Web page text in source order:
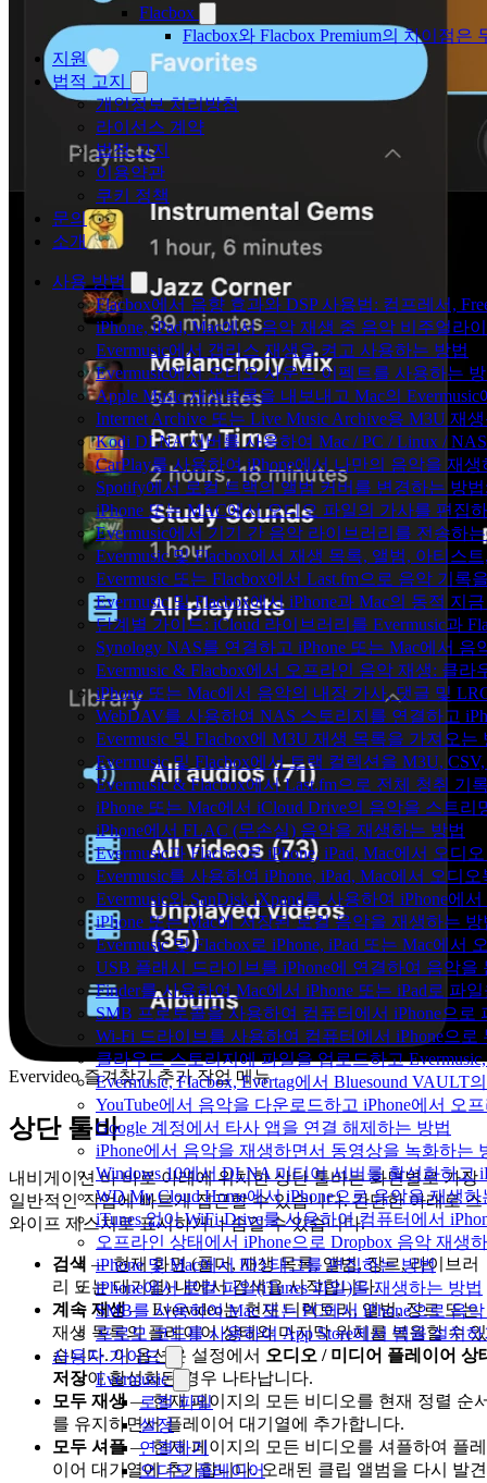
Flacbox
Flacbox와 Flacbox Premium의 차이점은
지원
법적 고지
개인정보 처리방침
라이선스 계약
법적 고지
이용약관
쿠키 정책
문의
소개
사용 방법
Flacbox에서 음향 효과와 DSP 사용법: 컴프레서,
iPhone, iPad, Mac에서 음악 재생 중 음악 비주얼라
Evermusic에서 갭리스 재생을 켜고 사용하는 방법
Evermusic에서 오디오 사운드 이펙트를 사용하는
Apple Music 재생목록을 내보내고 Mac의
Internet Archive 또는 Live Music Archive용 M3U 재
Kodi DLNA 서버를 사용하여 Mac / PC / Linux /
CarPlay를 사용하여 iPhone에서 나만의 음악을 재
Spotify에서 로컬 트랙의 앨범 커버를 변경하는 방
iPhone 또는 MAC에서 오디오 파일의 가사를 편집
Evermusic에서 기기 간 음악 라이브러리를 전송하
Evermusic 및 Flacbox에서 재생 목록, 앨범, 아티스
Evermusic 또는 Flacbox에서 Last.fm으로 음악 기록
Evermusic 및 Flacbox에서 iPhone과 Mac의 동적 지
단계별 가이드: iCloud 라이브러리를 Evermusic과
Synology NAS를 연결하고 iPhone 또는 Mac에서 음
Evermusic & Flacbox에서 오프라인 음악 재생: 클
iPhone 또는 Mac에서 음악의 내장 가사, 댓글 및
WebDAV를 사용하여 NAS 스토리지를 연결하고
Evermusic 및 Flacbox에 M3U 재생 목록을 가져오는
Evermusic 및 Flacbox에서 트랙 컬렉션을 M3U,
Evermusic & Flacbox에서 Last.fm으로 전체 청취 기
iPhone 또는 Mac에서 iCloud Drive의 음악을 스트리
iPhone에서 FLAC (무손실) 음악을 재생하는 방법
Evermusic과 Flacbox로 iPhone, iPad, Mac에서 오
Evermusic를 사용하여 iPhone, iPad, Mac에서 오디
Evermusic와 SanDisk iXpand를 사용하여 iPhone
iPhone 또는 Mac에 저장된 로컬 음악을 재생하는 방
Evermusic 및 Flacbox로 iPhone, iPad 또는 Mac에
USB 플래시 드라이브를 iPhone에 연결하여 음악
Finder를 사용하여 Mac에서 iPhone 또는 iPad로 파
SMB 프로토콜을 사용하여 컴퓨터에서 iPhone으로
Wi-Fi 드라이브를 사용하여 컴퓨터에서 iPhone으
클라우드 스토리지에 파일을 업로드하고
Evermusic, Flacbox, Evertag에서 Bluesound
YouTube에서 음악을 다운로드하고 iPhone에서 오
Google 계정에서 타사 앱을 연결 해제하는 방법
iPhone에서 음악을 재생하면서 동영상을 녹화하는
Windows 10에서 DLNA 미디어 서버를 활성화하고
WD My Cloud Home에서 iPhone으로 음악을 재생
iTunes 없이 WiFi-Drive를 사용하여 컴퓨터에서
오프라인 상태에서 iPhone으로 Dropbox 음악 재생
iPhone 및 Mac에서 ID3 태그를 편집하는 방법
iPhone에서 로컬 파일(iTunes 파일)을 재생하는 방법
SMB를 사용하여 Mac 또는 PC에서 iPhone으로 음
프로모 코드를 사용하여 App Store에서 앱을 설치
사용자 가이드
Evermusic
로컬 파일
설정
연결하기
오디오 플레이어
Evervideo 즐겨찾기 추가 작업 메뉴
상단 툴바
내비게이션 바 바로 아래에 위치한 상단 툴바는 화면별로 가장
일반적인 작업에 빠르게 접근할 수 있습니다. 간단한 아래로 스
와이프 제스처로 표시하거나 숨길 수 있습니다.
검색 — 현재 화면 (폴더, 재생 목록, 앨범, 장르, 라이브러
리 또는 대기열) 내에서 검색을 시작합니다.
계속 재생— Evervideo는 현재 디렉토리, 앨범, 장르 또는
재생 목록의 플레이어 상태와 마지막 위치를 복원할 수 있
습니다. 이 옵션은 설정에서 오디오 / 미디어 플레이어 상
저장이 활성화된 경우 나타납니다.
모두 재생— 현재 페이지의 모든 비디오를 현재 정렬 순
를 유지하면서 플레이어 대기열에 추가합니다.
모두 셔플— 현재 페이지의 모든 비디오를 셔플하여 플레
이어 대기열에 추가합니다. 오래된 클립 앨범을 다시 발견